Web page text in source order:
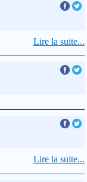
Lire la suite...
Lire la suite...